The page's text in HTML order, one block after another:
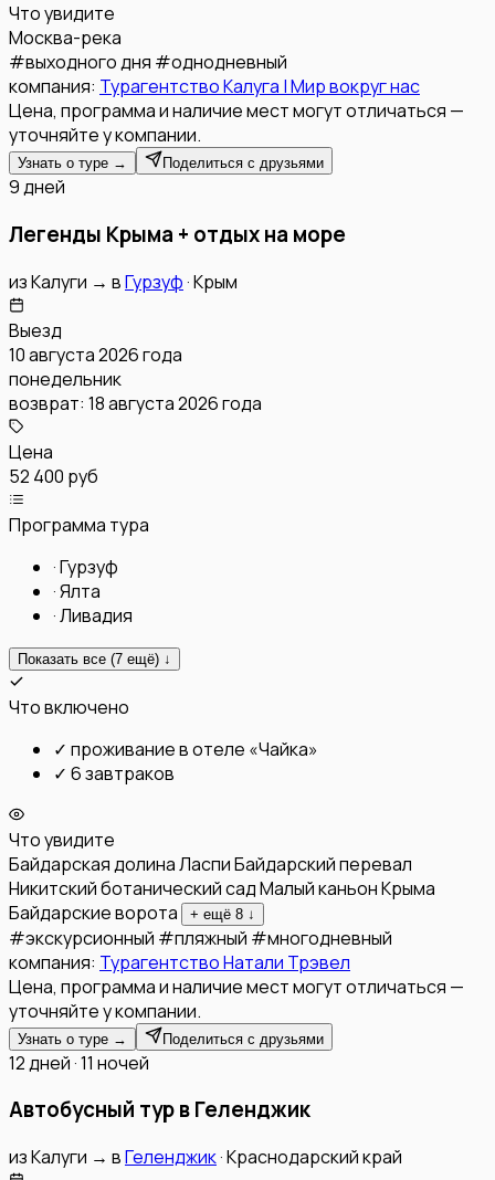
Что увидите
Москва-река
#выходного дня #однодневный
компания: Турагентство Калуга | Мир вокруг нас
Цена, программа и наличие мест могут отличаться —
уточняйте у компании.
Узнать о туре → Поделиться с друзьями
9 дней
Легенды Крыма + отдых на море
изКалуги → вГурзуф·Крым
Выезд
10 августа 2026 года
понедельник
возврат: 18 августа 2026 года
Цена
52 400 руб
Программа тура
·Гурзуф
·Ялта
·Ливадия
Показать все (7 ещё) ↓
Что включено
✓ проживание в отеле «Чайка»
✓ 6 завтраков
Что увидите
Байдарская долинаЛаспиБайдарский перевал
Никитский ботанический садМалый каньон Крыма
Байдарские ворота
+ ещё 8 ↓
#экскурсионный #пляжный #многодневный
компания: Турагентство Натали Трэвел
Цена, программа и наличие мест могут отличаться —
уточняйте у компании.
Узнать о туре → Поделиться с друзьями
12 дней · 11 ночей
Автобусный тур в Геленджик
изКалуги → вГеленджик·Краснодарский край